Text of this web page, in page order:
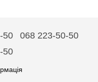
50
068 223-50-50
50